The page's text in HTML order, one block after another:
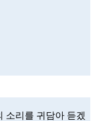
소리를 귀담아 듣겠